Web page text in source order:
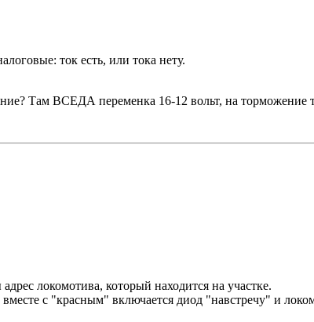
ток есть, или тока нету.
Там ВСЕДА переменка 16-12 вольт, на
локомотива, который находится на участке.
с "красным" включается диод "навстречу" и